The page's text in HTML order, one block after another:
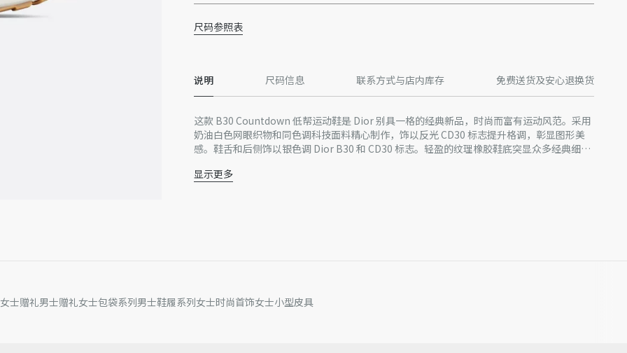
尺码参照表
说明 尺码信息 联系方式与店内库存 免费送货及安心退换货
这款 B30 Countdown 低帮运动鞋是 Dior 别具一格的经典新品，时尚而富有运动风范。采用
奶油白色网眼织物和同色调科技面料精心制作，饰以反光 CD30 标志提升格调，彰显图形美
感。鞋舌和后侧饰以银色调 Dior B30 和 CD30 标志。轻盈的纹理橡胶鞋底突显众多经典细
主体：网眼织物，科技面料
内含防尘袋
意大利制造
显示更多
女士赠礼男士赠礼女士包袋系列男士鞋履系列女士时尚首饰女士小型皮具